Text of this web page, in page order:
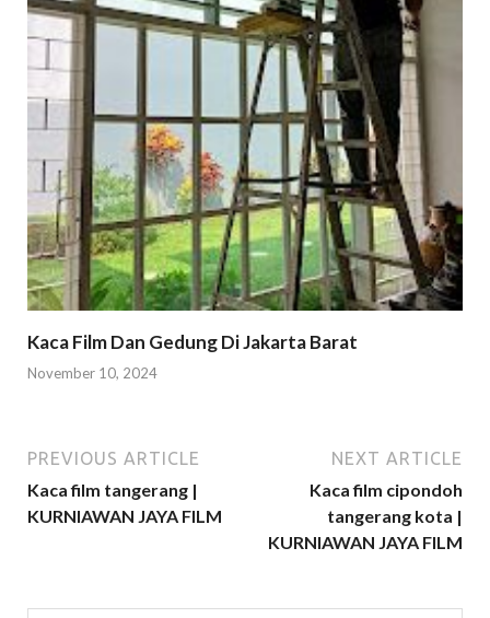
Kaca Film Dan Gedung Di Jakarta Barat
November 10, 2024
PREVIOUS ARTICLE
Kaca film tangerang |
KURNIAWAN JAYA FILM
NEXT ARTICLE
Kaca film cipondoh
tangerang kota |
KURNIAWAN JAYA FILM